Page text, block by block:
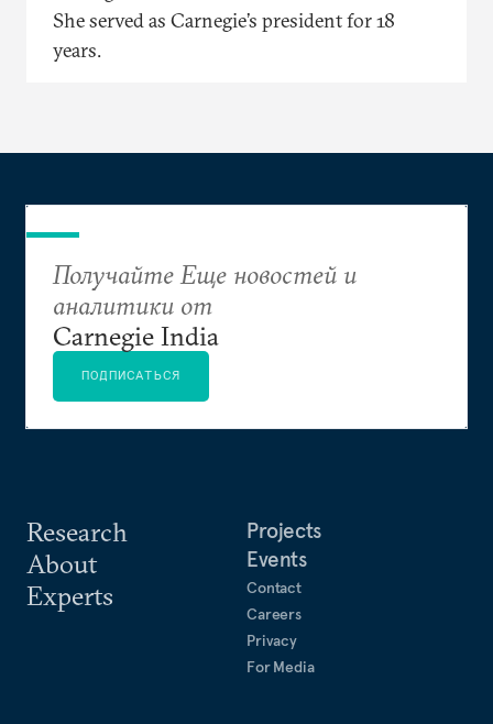
She served as Carnegie’s president for 18
years.
Research
About
Experts
Projects
Events
Contact
Careers
Privacy
For Media
Получайте Еще новостей и
аналитики от
Carnegie India
ПОДПИСАТЬСЯ